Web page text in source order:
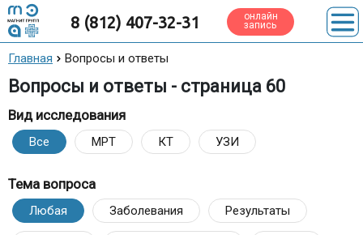
8 (812) 407-32-31 онлайн
запись
Главная Вопросы и ответы
Вопросы и ответы - страница 60
Вид исследования
Все МРТ КТ УЗИ
Тема вопроса
Любая Заболевания Результаты